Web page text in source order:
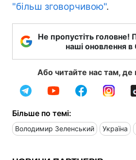
"більш зговорчивою".
Не пропустіть головне!
наші оновлення в
Або читайте нас там, де
Більше по темі:
Володимир Зеленський Україна